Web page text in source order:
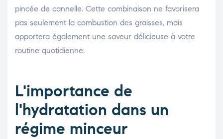
pincée de cannelle. Cette combinaison ne favorisera
pas seulement la combustion des graisses, mais
apportera également une saveur délicieuse à votre
routine quotidienne.
L'importance de
l'hydratation dans un
régime minceur